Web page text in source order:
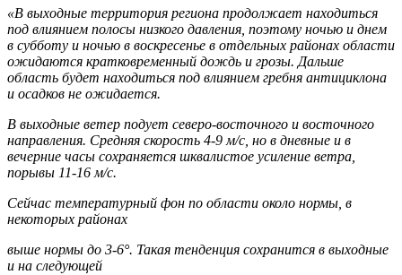
«В выходные территория региона продолжает находиться
под влиянием полосы низкого давления, поэтому ночью и днем
в субботу и ночью в воскресенье в отдельных районах области
ожидаются кратковременный дождь и грозы. Дальше
область будет находиться под влиянием гребня антициклона
и осадков не ожидается.
В выходные ветер подует северо-восточного и восточного
направления. Средняя скорость 4-9 м/с, но в дневные и в
вечерние часы сохраняется шквалистое усиление ветра,
порывы 11-16 м/с.
Сейчас температурный фон по области около нормы, в
некоторых районах
выше нормы до 3-6°. Такая тенденция сохранится в выходные
и на следующей